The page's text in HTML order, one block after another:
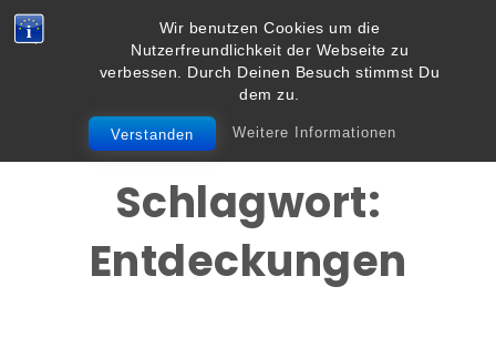
Wir benutzen Cookies um die
Nutzerfreundlichkeit der Webseite zu
verbessen. Durch Deinen Besuch stimmst Du
dem zu.
Verstanden Weitere Informationen
Skip to content
Vielbegabt.de
Toggle
navigation
Schlagwort:
Entdeckungen